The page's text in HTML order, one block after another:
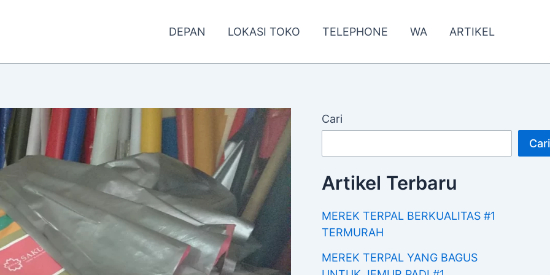
DEPAN LOKASI TOKO TELEPHONE WA ARTIKEL
Cari
Cari
Artikel Terbaru
MEREK TERPAL BERKUALITAS #1
TERMURAH
MEREK TERPAL YANG BAGUS